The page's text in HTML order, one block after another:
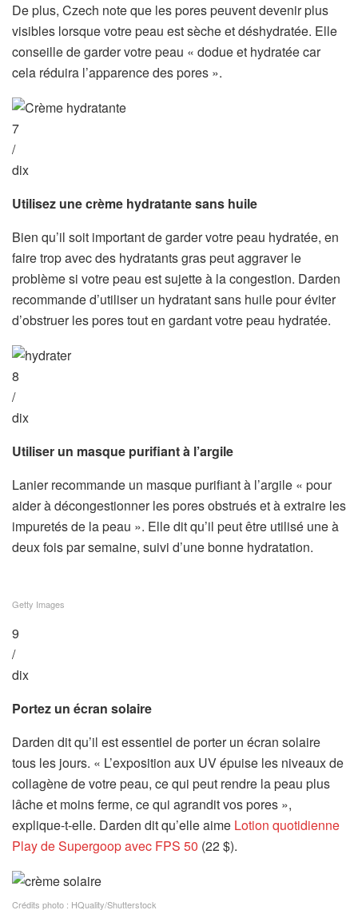
De plus, Czech note que les pores peuvent devenir plus
visibles lorsque votre peau est sèche et déshydratée. Elle
conseille de garder votre peau « dodue et hydratée car
cela réduira l’apparence des pores ».
7
/
dix
Utilisez une crème hydratante sans huile
Bien qu’il soit important de garder votre peau hydratée, en
faire trop avec des hydratants gras peut aggraver le
problème si votre peau est sujette à la congestion. Darden
recommande d’utiliser un hydratant sans huile pour éviter
d’obstruer les pores tout en gardant votre peau hydratée.
8
/
dix
Utiliser un masque purifiant à l’argile
Lanier recommande un masque purifiant à l’argile « pour
aider à décongestionner les pores obstrués et à extraire les
impuretés de la peau ». Elle dit qu’il peut être utilisé une à
deux fois par semaine, suivi d’une bonne hydratation.
Getty Images
9
/
dix
Portez un écran solaire
Darden dit qu’il est essentiel de porter un écran solaire
tous les jours. « L’exposition aux UV épuise les niveaux de
collagène de votre peau, ce qui peut rendre la peau plus
lâche et moins ferme, ce qui agrandit vos pores »,
explique-t-elle. Darden dit qu’elle aime Lotion quotidienne
Play de Supergoop avec FPS 50 (22 $).
Crédits photo : HQuality/Shutterstock